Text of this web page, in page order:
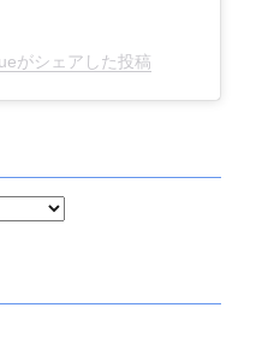
がシェアした投稿